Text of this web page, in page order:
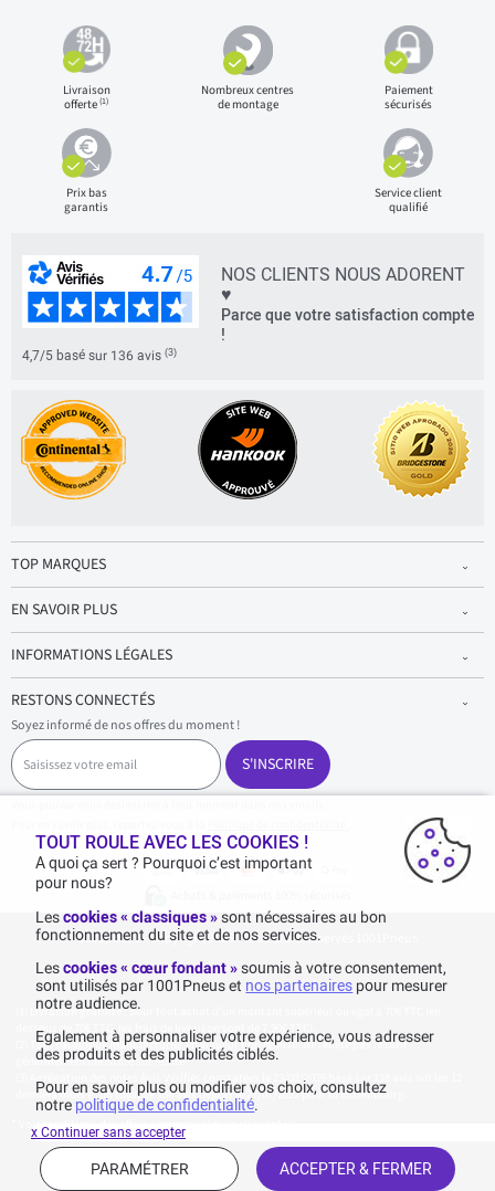
Livraison
offerte(1)
Nombreux centres
de montage
Paiement
sécurisés
Prix bas
garantis
Service client
qualifié
NOS CLIENTS NOUS ADORENT
♥
Parce que votre satisfaction compte
!
4,7/5 basé sur 136 avis (3)
TOP MARQUES
EN SAVOIR PLUS
INFORMATIONS LÉGALES
RESTONS CONNECTÉS
Soyez informé de nos offres du moment !
S
a
i
s
S'INSCRIRE
1001pneus - Copyright 2026 - Tous droits réservés 1001Pneus
Livraison gratuite : pour tout achat d'un montant supérieur ou égal à 70€ TTC (en-
dessous de 70€ TTC, les frais de livraison sont de 7,90€ TTC).
Tarif catalogue manufacturier en vigueur non remisé. Ne reflète pas le tarif
généralement constaté sur le site.
Agrégation des notes Avis Vérifiés constatées le 23/02/2026 basé sur 118 avis sur les 12
derniers mois et un total de 136 avis depuis le 27/07/2022 pour la Luxembourg.
* Voir conditions des offres commerciales en
TOUT ROULE AVEC LES COOKIES !
A quoi ça sert ? Pourquoi c’est important
pour nous?
Lescookies « classiques »sont nécessaires au bon
fonctionnement du site et de nos services.
Lescookies « cœur fondant » soumis à votre consentement,
sont utilisés par 1001Pneus et nos partenaires pour mesurer
notre audience.
Egalement à personnaliser votre expérience, vous adresser
des produits et des publicités ciblés.
Pour en savoir plus ou modifier vos choix, consultez
notre politique de confidentialité.
ACCEPTER & FERMER
PARAMÉTRER
x Continuer sans accepter